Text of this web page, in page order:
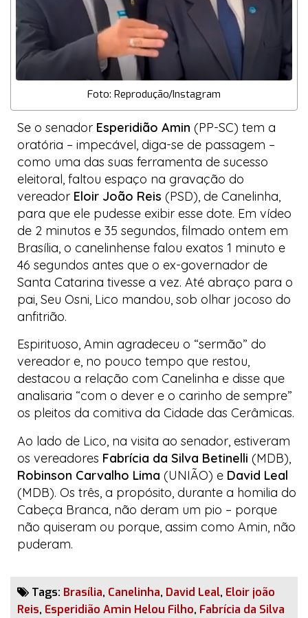
Foto: Reprodução/Instagram
Se o senador Esperidião Amin (PP-SC) tem a
oratória – impecável, diga-se de passagem –
como uma das suas ferramenta de sucesso
eleitoral, faltou espaço na gravação do
vereador Eloir João Reis (PSD), de Canelinha,
para que ele pudesse exibir esse dote. Em vídeo
de 2 minutos e 35 segundos, filmado ontem em
Brasília, o canelinhense falou exatos 1 minuto e
46 segundos antes que o ex-governador de
Santa Catarina tivesse a vez. Até abraço para o
pai, Seu Osni, Lico mandou, sob olhar jocoso do
anfitrião.
Espirituoso, Amin agradeceu o “sermão” do
vereador e, no pouco tempo que restou,
destacou a relação com Canelinha e disse que
analisaria “com o dever e o carinho de sempre”
os pleitos da comitiva da Cidade das Cerâmicas.
Ao lado de Lico, na visita ao senador, estiveram
os vereadores Fabrícia da Silva Betinelli (MDB),
Robinson Carvalho Lima (UNIÃO) e David Leal
(MDB). Os três, a propósito, durante a homilia do
Cabeça Branca, não deram um pio – porque
não quiseram ou porque, assim como Amin, não
puderam.
Tags: Brasília, Canelinha, David Leal, Eloir joão
Reis, Esperidião Amin Helou Filho, Fabrícia da Silva